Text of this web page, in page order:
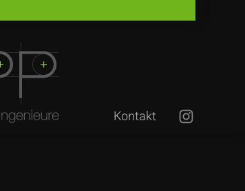
Kontakt